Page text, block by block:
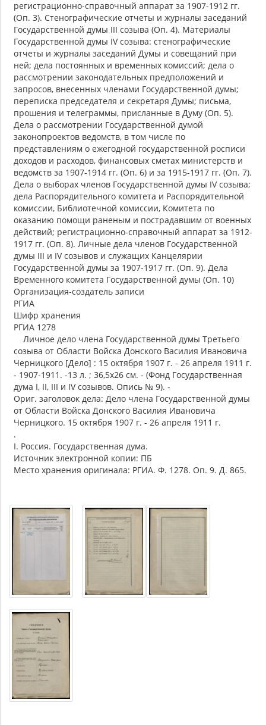
регистрационно-справочный аппарат за 1907-1912 гг.
(Оп. 3). Стенографические отчеты и журналы заседаний
Государственной думы III созыва (Оп. 4). Материалы
Государственной думы IV созыва: стенографические
отчеты и журналы заседаний Думы и совещаний при
ней; дела постоянных и временных комиссий; дела о
рассмотрении законодательных предположений и
запросов, внесенных членами Государственной думы;
переписка председателя и секретаря Думы; письма,
прошения и телеграммы, присланные в Думу (Оп. 5).
Дела о рассмотрении Государственной думой
законопроектов ведомств, в том числе по
представлениям о ежегодной государственной росписи
доходов и расходов, финансовых сметах министерств и
ведомств за 1907-1914 гг. (Оп. 6) и за 1915-1917 гг. (Оп. 7).
Дела о выборах членов Государственной думы IV созыва;
дела Распорядительного комитета и Распорядительной
комиссии, Библиотечной комиссии, Комитета по
оказанию помощи раненым и пострадавшим от военных
действий; регистрационно-справочный аппарат за 1912-
1917 гг. (Оп. 8). Личные дела членов Государственной
думы III и IV созывов и служащих Канцелярии
Государственной думы за 1907-1917 гг. (Оп. 9). Дела
Временного комитета Государственной думы (Оп. 10)
Организация-создатель записи
РГИА
Шифр хранения
РГИА 1278
Личное дело члена Государственной думы Третьего
созыва от Области Войска Донского Василия Ивановича
Черницкого [Дело] : 15 октября 1907 г. - 26 апреля 1911 г.
- 1907-1911. -13 л. ; 36,5х26 см. - (Фонд Государственная
дума I, II, III и IV созывов. Опись № 9). -
Ориг. заголовок дела: Дело члена Государственной думы
от Области Войска Донского Василия Ивановича
Черницкого. 15 октября 1907 г. - 26 апреля 1911 г.
.
I. Россия. Государственная дума.
Источник электронной копии: ПБ
Место хранения оригинала: РГИА. Ф. 1278. Оп. 9. Д. 865.